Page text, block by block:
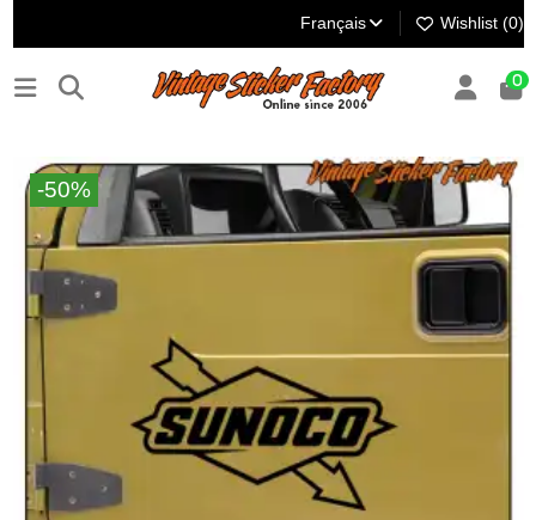
Français Wishlist (0)
0
-50%